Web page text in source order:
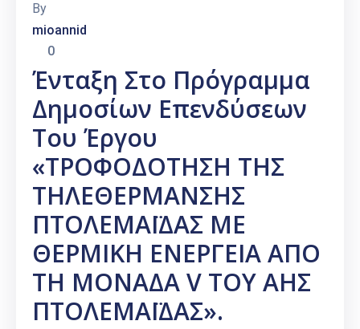
Υπηρεσίες
Του
Δήμου
Προσκλήσεις
Αποφάσεις
Τηλέφωνα
Καιρός
By
mioannid
0
Ένταξη Στο Πρόγραμμα
Δημοσίων Επενδύσεων
Του Έργου
«ΤΡΟΦΟΔΟΤΗΣΗ ΤΗΣ
ΤΗΛΕΘΕΡΜΑΝΣΗΣ
ΠΤΟΛΕΜΑΪΔΑΣ ΜΕ
ΘΕΡΜΙΚΗ ΕΝΕΡΓΕΙΑ ΑΠΟ
ΤΗ ΜΟΝΑΔΑ V ΤΟΥ ΑΗΣ
ΠΤΟΛΕΜΑΪΔΑΣ».